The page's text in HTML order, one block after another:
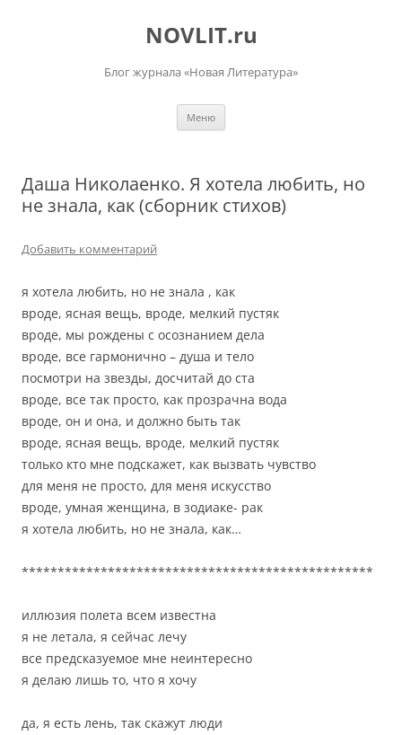
NOVLIT.ru
Блог журнала «Новая Литература»
Меню
Даша Николаенко. Я хотела любить, но
не знала, как (сборник стихов)
Добавить комментарий
я хотела любить, но не знала , как
вроде, ясная вещь, вроде, мелкий пустяк
вроде, мы рождены с осознанием дела
вроде, все гармонично – душа и тело
посмотри на звезды, досчитай до ста
вроде, все так просто, как прозрачна вода
вроде, он и она, и должно быть так
вроде, ясная вещь, вроде, мелкий пустяк
только кто мне подскажет, как вызвать чувство
для меня не просто, для меня искусство
вроде, умная женщина, в зодиаке- рак
я хотела любить, но не знала, как…
*************************************************
иллюзия полета всем известна
я не летала, я сейчас лечу
все предсказуемое мне неинтересно
я делаю лишь то, что я хочу
да, я есть лень, так скажут люди